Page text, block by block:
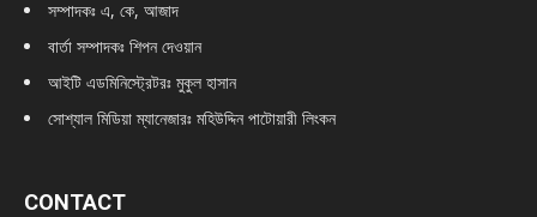
সম্পাদকঃ এ, কে, আজাদ
বার্তা সম্পাদকঃ শিপন দেওয়ান
আইটি এডমিনিস্ট্রেটরঃ মুকুল হাসান
সোশ্যাল মিডিয়া ম্যানেজারঃ মহিউদ্দিন পাটোয়ারী লিংকন
CONTACT